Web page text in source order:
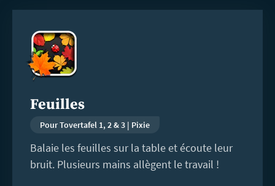
Feuilles
Pour Tovertafel 1, 2 & 3 | Pixie
Balaie les feuilles sur la table et écoute leur
bruit. Plusieurs mains allègent le travail !
savoir
plus